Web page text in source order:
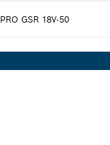
PRO GSR 18V-50